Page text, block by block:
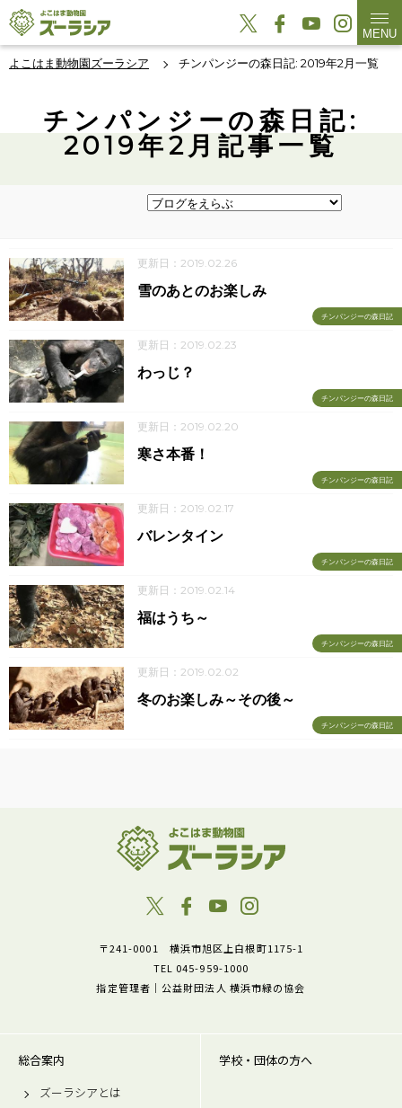
MENU
よこはま動物園ズーラシア チンパンジーの森日記: 2019年2月一覧
チンパンジーの森日記:
2019年2月記事一覧
更新日：2019.02.26
チンパンジーの森日記
雪のあとのお楽しみ
更新日：2019.02.23
チンパンジーの森日記
わっじ？
更新日：2019.02.20
チンパンジーの森日記
寒さ本番！
更新日：2019.02.17
チンパンジーの森日記
バレンタイン
更新日：2019.02.14
チンパンジーの森日記
福はうち～
更新日：2019.02.02
チンパンジーの森日記
冬のお楽しみ～その後～
〒241-0001 横浜市旭区上白根町1175-1
TEL 045-959-1000
指定管理者｜公益財団法人 横浜市緑の協会
総合案内
ズーラシアとは
学校・団体の方へ